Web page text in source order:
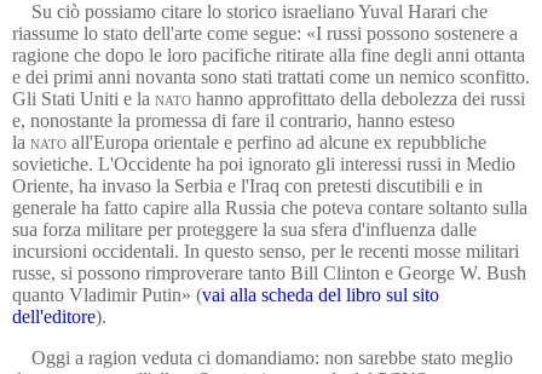
Su ciò possiamo citare lo storico israeliano Yuval Harari che
riassume lo stato dell'arte come segue: «I russi possono sostenere a
ragione che dopo le loro pacifiche ritirate alla fine degli anni ottanta
e dei primi anni novanta sono stati trattati come un nemico sconfitto.
Gli Stati Uniti e la nato hanno approfittato della debolezza dei russi
e, nonostante la promessa di fare il contrario, hanno esteso
la nato all'Europa orientale e perfino ad alcune ex repubbliche
sovietiche. L'Occidente ha poi ignorato gli interessi russi in Medio
Oriente, ha invaso la Serbia e l'Iraq con pretesti discutibili e in
generale ha fatto capire alla Russia che poteva contare soltanto sulla
sua forza militare per proteggere la sua sfera d'influenza dalle
incursioni occidentali. In questo senso, per le recenti mosse militari
russe, si possono rimproverare tanto Bill Clinton e George W. Bush
quanto Vladimir Putin» (vai alla scheda del libro sul sito
dell'editore).
Oggi a ragion veduta ci domandiamo: non sarebbe stato meglio